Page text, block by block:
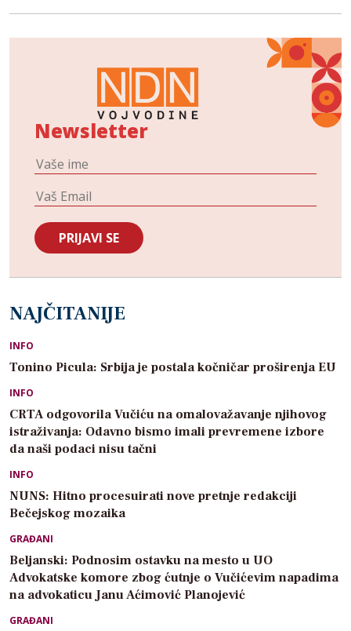
Newsletter
NAJČITANIJE
INFO
Tonino Picula: Srbija je postala kočničar proširenja EU
INFO
CRTA odgovorila Vučiću na omalovažavanje njihovog
istraživanja: Odavno bismo imali prevremene izbore
da naši podaci nisu tačni
INFO
NUNS: Hitno procesuirati nove pretnje redakciji
Bečejskog mozaika
GRAĐANI
Beljanski: Podnosim ostavku na mesto u UO
Advokatske komore zbog ćutnje o Vučićevim napadima
na advokaticu Janu Aćimović Planojević
GRAĐANI